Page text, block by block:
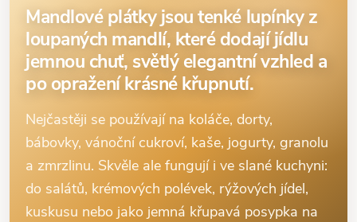
Mandlové plátky jsou tenké lupínky z
loupaných mandlí, které dodají jídlu
jemnou chuť, světlý elegantní vzhled a
po opražení krásné křupnutí.
Nejčastěji se používají na koláče, dorty,
bábovky, vánoční cukroví, kaše, jogurty, granolu
a zmrzlinu. Skvěle ale fungují i ve slané kuchyni:
do salátů, krémových polévek, rýžových jídel,
kuskusu nebo jako jemná křupavá posypka na